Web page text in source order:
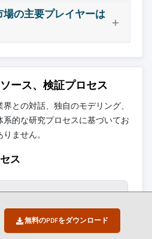
無料のPDFをダウンロード
の主要プレイヤーは
ース、検証プロセス
との対話、独自のモデリング、
的な研究プロセスに基づいてお
ません。
ス
リストの監督
研究方法論は人間の専門知